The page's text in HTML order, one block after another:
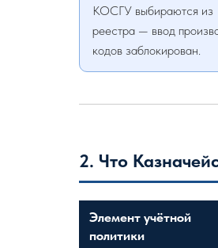
КОСГУ выбираются из
реестра — ввод
кодов заблокирован.
2. Что
Элемент учётной
политики